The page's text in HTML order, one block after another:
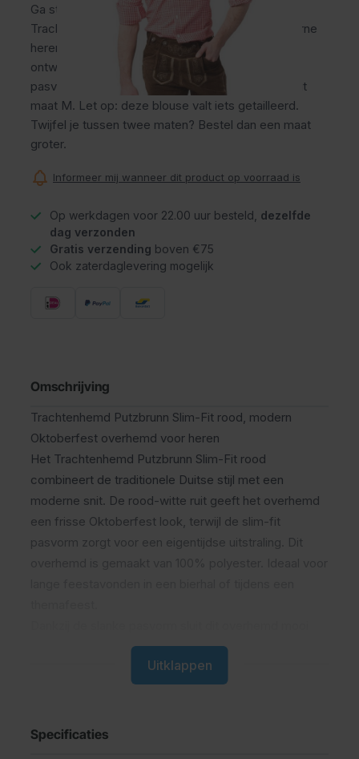
Ga stijlvol naar het Oktoberfest met het
Trachtenhemd Putzbrunn Slim-Fit rood! Dit moderne
herenoverhemd met Beierse ruit is speciaal
ontworpen voor heren die houden van een slanke
pasvorm. Het model op de foto is 1,85m en draagt
maat M. Let op: deze blouse valt iets getailleerd.
Twijfel je tussen twee maten? Bestel dan een maat
groter.
Informeer mij wanneer dit product op voorraad is
Op werkdagen voor 22.00 uur besteld, dezelfde
dag verzonden
Gratis verzending boven €75
Ook zaterdaglevering mogelijk
Omschrijving
Trachtenhemd Putzbrunn Slim-Fit rood, modern
Oktoberfest overhemd voor heren
Het Trachtenhemd Putzbrunn Slim-Fit rood
combineert de traditionele Duitse stijl met een
moderne snit. De rood-witte ruit geeft het overhemd
een frisse Oktoberfest look, terwijl de slim-fit
pasvorm zorgt voor een eigentijdse uitstraling. Dit
aan op het lichaam, zonder in te leveren op comfort.
De trachten knopen, zoals ook gebruikt bij
lederhosen, geven het shirt die typische Beierse
De Putzbrunn Slim-Fit lijn is ontworpen voor mannen
Uitklappen
Specificaties